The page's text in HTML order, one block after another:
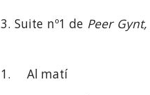
3. Suite nº1 de Peer Gynt,
1. Al matí